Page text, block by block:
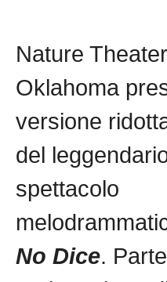
Nature
Oklahoma
versione
del
spettacolo
No Dice.